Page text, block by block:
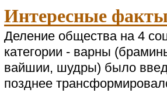
Интересные
Деление общества на 4
категории - варны
вайшии, шудры) было
позднее